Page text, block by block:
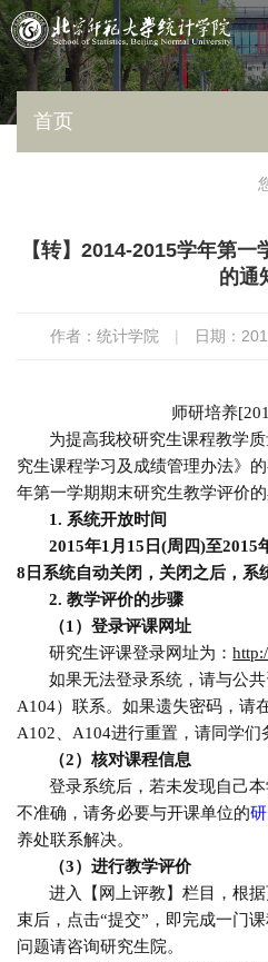
首页
【转】2014-2015学年第
的通
作者：统计学院 | 日期：
师研培养
为提高我校研究生课程教学
究生课程学习及成绩管理办法》
年第一学期期末研究生教学评价
1. 系统开放时间
2015年1 月 15 日(周四)至2015
8 日系统自动关闭，关闭之后，系
2.教学评价的步骤
（1 ）登录评课网址
研究生评课登录网址为：
如果无法登录系统，请与公
A104）联系。如果遗失密码，请
A102
A104进行重置，请同学们
（2）核对课程信息
登录系统后，若未发现自己
不准确，请务必要与开课单位的
养处联系解决。
（3）进行教学评价
进入【网上评教】栏目，根
束后，点击“提交” ，即完成一门
问题请咨询研究生院。